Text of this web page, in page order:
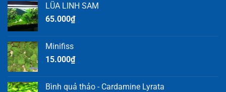
LŨA LINH SAM
65.000₫
Minifiss
15.000₫
Bình quả thảo - Cardamine Lyrata